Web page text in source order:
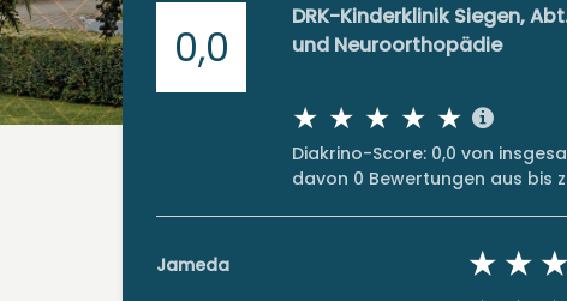
0,0
DRK-Kinderklinik Siegen,
und Neuroorthopädie
Diakrino-Score: 0,0 von
davon 0 Bewertungen aus bis
Jameda